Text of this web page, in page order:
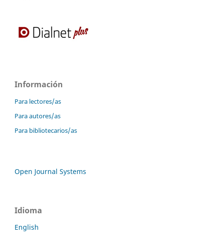
Información
Para lectores/as
Para autores/as
Para bibliotecarios/as
Open Journal Systems
Idioma
English